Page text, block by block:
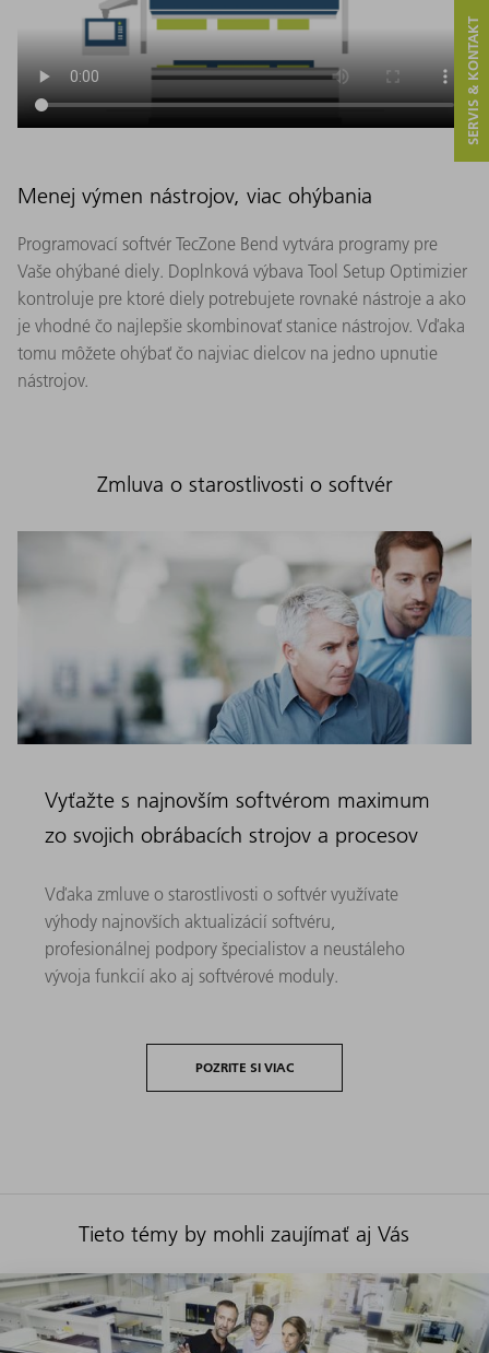
Menej výmen nástrojov, viac ohýbania
Programovací softvér TecZone Bend vytvára programy pre
Vaše ohýbané diely. Doplnková výbava Tool Setup Optimizier
kontroluje pre ktoré diely potrebujete rovnaké nástroje a ako
je vhodné čo najlepšie skombinovať stanice nástrojov. Vďaka
tomu môžete ohýbať čo najviac dielcov na jedno upnutie
nástrojov.
Zmluva o starostlivosti o softvér
Vyťažte s najnovším softvérom maximum
zo svojich obrábacích strojov a procesov
Vďaka zmluve o starostlivosti o softvér využívate
výhody najnovších aktualizácií softvéru, ​
profesionálnej podpory špecialistov a neustáleho
vývoja funkcií ​ako aj softvérové moduly. ​
POZRITE SI VIAC
Tieto témy by mohli zaujímať aj Vás
SERVIS & KONTAKT